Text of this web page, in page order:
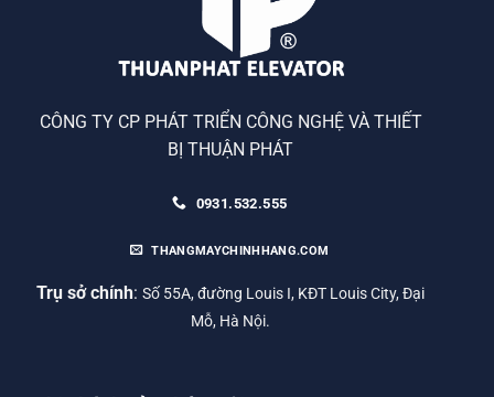
CÔNG TY CP PHÁT TRIỂN CÔNG NGHỆ VÀ THIẾT
BỊ THUẬN PHÁT
0931.532.555
THANGMAYCHINHHANG.COM
Trụ sở chính: Số 55A, đường Louis I, KĐT Louis City, Đại
Mỗ, Hà Nội.